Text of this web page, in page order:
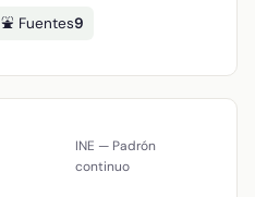
⛲ Fuentes9
INE — Padrón
continuo